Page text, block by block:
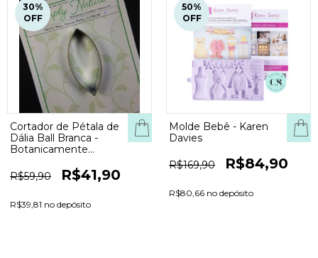
30%
OFF
Cortador de Pétala de
Dália Ball Branca -
Botanicamente
R$59,90
R$41,90
R$39,81 no depósito
50%
OFF
Molde Bebê - Karen
Davies
R$169,90 R$84,90
R$80,66 no depósito